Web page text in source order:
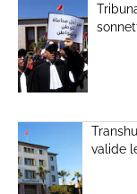
valide